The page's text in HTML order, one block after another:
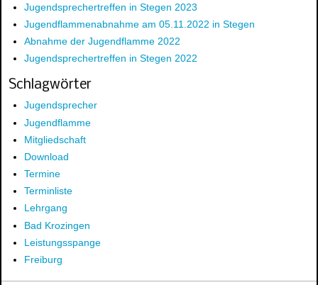
Jugendsprechertreffen in Stegen 2023
Jugendflammenabnahme am 05.11.2022 in Stegen
Abnahme der Jugendflamme 2022
Jugendsprechertreffen in Stegen 2022
Schlagwörter
Jugendsprecher
Jugendflamme
Mitgliedschaft
Download
Termine
Terminliste
Lehrgang
Bad Krozingen
Leistungsspange
Freiburg